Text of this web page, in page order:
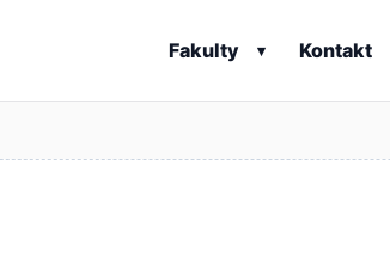
Fakulty ▾ Kontakt